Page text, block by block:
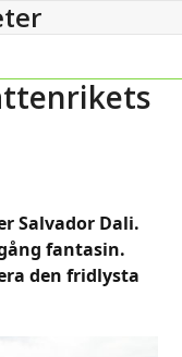
Salvador Dali.
fantasin.
den fridlysta